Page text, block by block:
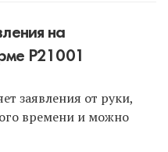
МФЦ
центры).
способом и
использованием ЭЦП,
специалист».
на
Р21001
заявления от руки,
времени и можно